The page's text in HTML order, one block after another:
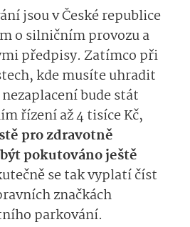
jsou v České republice
o silničním provozu a
předpisy. Zatímco při
kde musíte uhradit
bude stát
řízení až 4 tisíce Kč,
pro zdravotně
pokutováno ještě
se tak vyplatí číst
značkách
parkování.